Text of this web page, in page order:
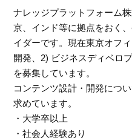
ナレッジプラットフォーム
京、インド等に拠点をおく
イダーです。現在東京オフ
開発、2) ビジネスディベロ
を募集しています。
コンテンツ設計・開発につ
求めています。
・大学卒以上
・社会人経験あり